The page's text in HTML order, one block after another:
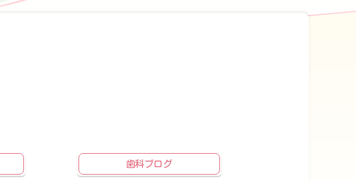
歯科ブログ